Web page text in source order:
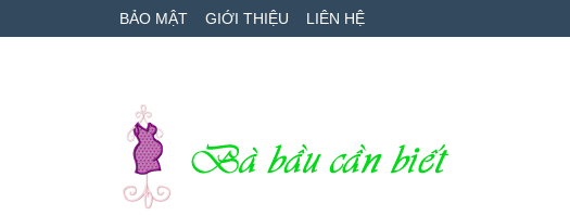
to
to
qua
BẢO MẬT GIỚI THIỆU LIÊN HỆ